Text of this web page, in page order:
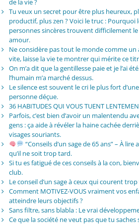
de la vie ?
Tu veux un secret pour être plus heureux,
productif, plus zen ? Voici le truc : Pourquoi
personnes sincères trouvent difficilement
amour.
Ne considère pas tout le monde comme
vite, laisse la vie te montrer qui mérite ce
On m’a dit que la gentillesse paie et je l’ai
l’humain m’a marché dessus.
Le silence est souvent le cri le plus fort d’une
personne déçue.
36 HABITUDES QUI VOUS TUENT
Parfois, c’est bien d’avoir un malentendu
gens : ça aide à révéler la haine cachée
visages souriants.
“Conseils d’un sage de 65 ans” – À lire
qu’il ne soit trop tard.
Si tu es fatigué de ces conseils à la con,
club.
Le conseil d’un sage à ceux qui courent
Comment MOTIVEZ-VOUS vraiment vos
atteindre leurs objectifs ?
Sans filtre, sans blabla : Le vrai
Ce que la société ne veut pas que tu saches